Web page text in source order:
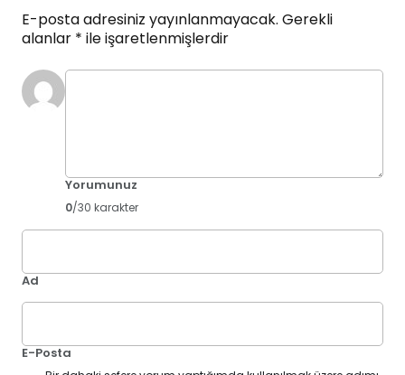
E-posta adresiniz yayınlanmayacak. Gerekli
alanlar * ile işaretlenmişlerdir
Yorumunuz
0/30 karakter
Ad
E-Posta